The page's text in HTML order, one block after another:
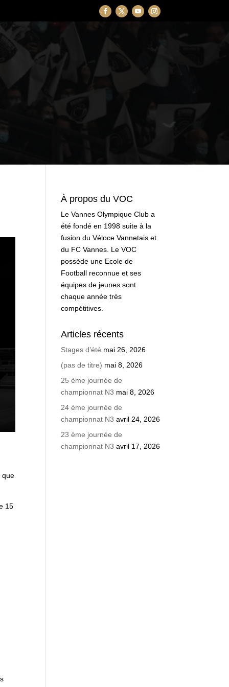
que
15
À propos du VOC
Le Vannes Olympique Club a
été fondé en 1998 suite à la
fusion du Véloce Vannetais et
du FC Vannes. Le VOC
possède une Ecole de
Football reconnue et ses
équipes de jeunes sont
chaque année très
compétitives.
Articles récents
Stages d’été mai 26, 2026
(pas de titre) mai 8, 2026
25 ème journée de
championnat N3 mai 8, 2026
24 ème journée de
championnat N3 avril 24, 2026
23 ème journée de
championnat N3 avril 17, 2026